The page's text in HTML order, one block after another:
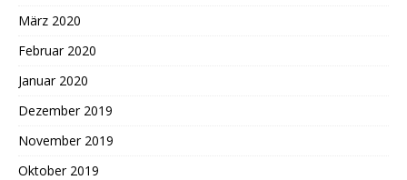
März 2020
Februar 2020
Januar 2020
Dezember 2019
November 2019
Oktober 2019